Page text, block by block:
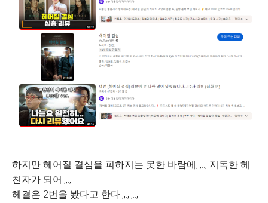
하지만 헤어질 결심을 피하지는 못한 바람에,.,.., 지독한 헤
친자가 되어.,,.,.
헤결은 2번을 봤다고 한다.,,.,.,..,